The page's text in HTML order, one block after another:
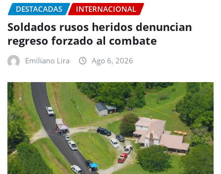
DESTACADAS INTERNACIONAL
Soldados rusos heridos denuncian
regreso forzado al combate
Emiliano Lira Ago 6, 2026